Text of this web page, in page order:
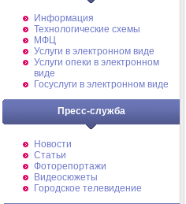
Информация
Технологические схемы
МФЦ
Услуги в электронном виде
Услуги опеки в электронном
виде
Госуслуги в электронном виде
Пресс-служба
Новости
Статьи
Фоторепортажи
Видеосюжеты
Городское телевидение